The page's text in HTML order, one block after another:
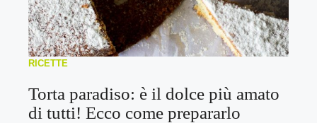
RICETTE
Torta paradiso: è il dolce più amato
di tutti! Ecco come prepararlo